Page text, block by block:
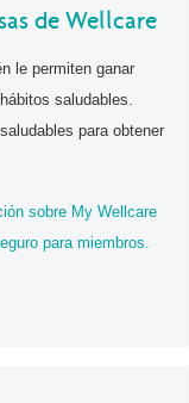
de Wellcare
le permiten ganar
saludables.
para obtener
sobre My Wellcare
para miembros.